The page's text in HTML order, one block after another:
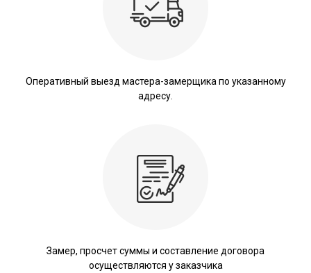
Оперативный выезд мастера-замерщика по указанному
адресу.
Замер, просчет суммы и составление договора
осуществляются у заказчика